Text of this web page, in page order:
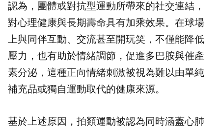
認為，團體或對抗型運動所帶來的社交連結，
對心理健康與長期壽命具有加乘效果。在球場
上與同伴互動、交流甚至開玩笑，不僅能降低
壓力，也有助於情緒調節，促進多巴胺與催產
素分泌，這種正向情緒刺激被視為難以由單純
補充品或獨自運動取代的健康來源。
基於上述原因，拍類運動被認為同時涵蓋心肺